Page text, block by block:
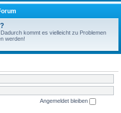
kommt es vielleicht zu Problemen
werden!
Angemeldet bleiben